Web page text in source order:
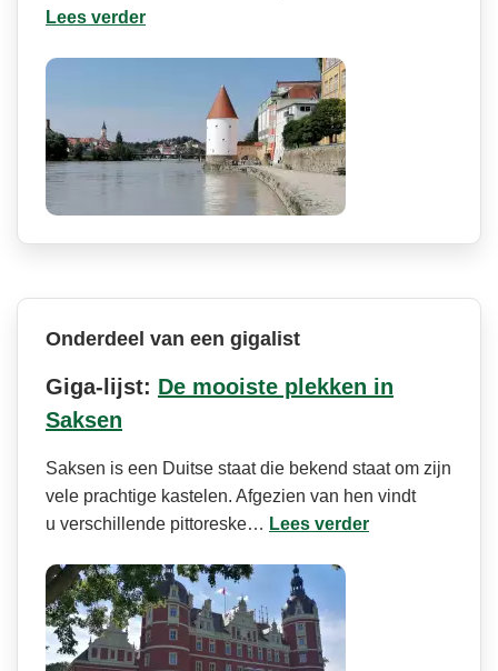
Lees verder
Onderdeel van een gigalist
Giga-lijst: De mooiste plekken in
Saksen
Saksen is een Duitse staat die bekend staat om zijn
vele prachtige kastelen. Afgezien van hen vindt
u verschillende pittoreske… Lees verder